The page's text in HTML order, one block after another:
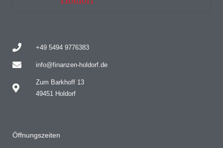
+49 5494 9776383
info@finanzen-holdorf.de
Zum Barkhoff 13
49451 Holdorf
Öffnungszeiten